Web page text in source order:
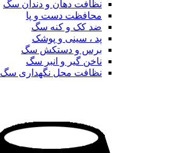
نظافت دهان و دندان سگ
محافظت دست و پا
ضد کک و کنه سگ
پد ، سینی و پوشک
برس و دستکش سگ
ناخن گیر و انبر سگ
نظافت محل نگهداری سگ